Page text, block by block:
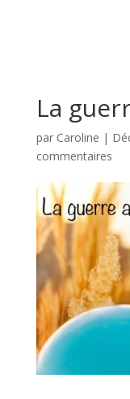
La
par Caroline |
commentaires